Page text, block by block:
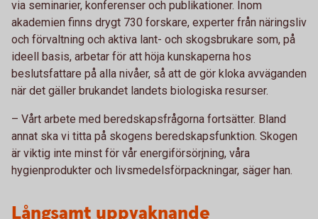
via seminarier, konferenser och publikationer. Inom
akademien finns drygt 730 forskare, experter från näringsliv
och förvaltning och aktiva lant- och skogsbrukare som, på
ideell basis, arbetar för att höja kunskaperna hos
beslutsfattare på alla nivåer, så att de gör kloka avväganden
när det gäller brukandet landets biologiska resurser.
– Vårt arbete med beredskapsfrågorna fortsätter. Bland
annat ska vi titta på skogens beredskapsfunktion. Skogen
är viktig inte minst för vår energiförsörjning, våra
hygienprodukter och livsmedelsförpackningar, säger han.
Långsamt uppvaknande